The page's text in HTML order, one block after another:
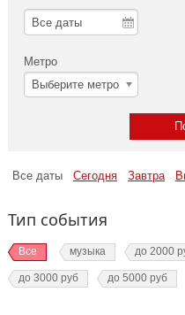
Метро
Выберите метро
Все даты Сегодня Завтра
Тип события
Все музыка до 2000
до 3000 руб до 5000 руб